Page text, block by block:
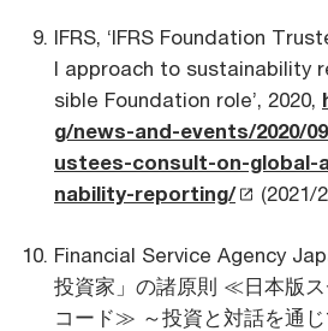
IFRS, ‘IFRS Foundation
l approach to sustainability
sible Foundation role’, 2020,
g/news-and-events/2020/
ustees-consult-on-
nability-reporting/
(2021/
Financial Service Agency
投資家」の諸原則 ≪日本版ス
コード≫ ～投資と対話を通